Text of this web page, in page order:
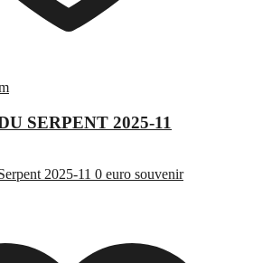
SERPENT 2025-11